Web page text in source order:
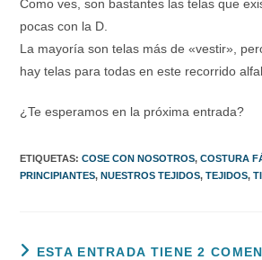
Como ves, son bastantes las telas que
pocas con la D.
La mayoría son telas más de «vestir»,
hay telas para todas en este recorrido
¿Te esperamos en la próxima entrada?
ETIQUETAS:COSE CON NOSOTROS, COSTURA
PRINCIPIANTES, NUESTROS TEJIDOS, TEJIDOS,
ESTA ENTRADA TIENE 2